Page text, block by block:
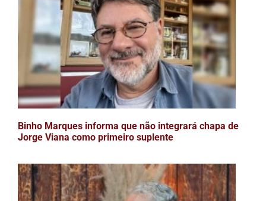
Binho Marques informa que não integrará chapa de
Jorge Viana como primeiro suplente